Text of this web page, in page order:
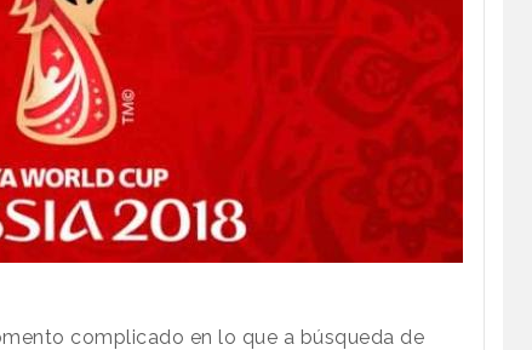
complicado en lo que a búsqueda de